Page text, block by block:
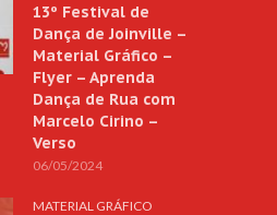
13º Festival de
Dança de Joinville –
Material Gráfico –
Flyer – Aprenda
Dança de Rua com
Marcelo Cirino –
Verso
06/05/2024
MATERIAL GRÁFICO